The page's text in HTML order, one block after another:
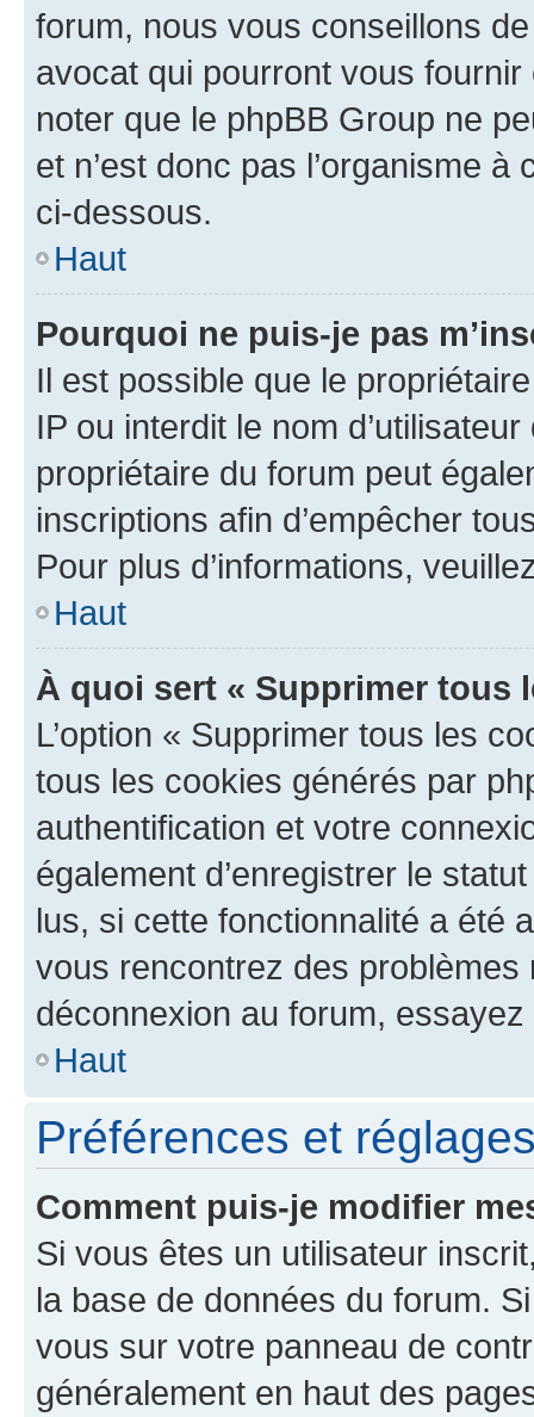
forum, nous vous conseillons
avocat qui pourront vous
noter que le phpBB Group ne
et n’est donc pas l’organisme
ci-dessous.
Haut
Pourquoi ne puis-je pas
Il est possible que le
IP ou interdit le nom
propriétaire du forum peut
inscriptions afin d’empêcher
Pour plus d’informations,
Haut
À quoi sert « Supprimer tous
L’option « Supprimer tous les
tous les cookies générés par
authentification et votre
également d’enregistrer le
lus, si cette fonctionnalité a été
vous rencontrez des
déconnexion au forum,
Haut
Préférences et
Comment puis-je modifier
Si vous êtes un utilisateur
la base de données du forum.
vous sur votre panneau de
généralement en haut des